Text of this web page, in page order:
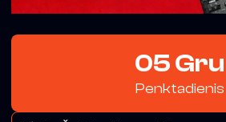
05 Gru
Penktadienis